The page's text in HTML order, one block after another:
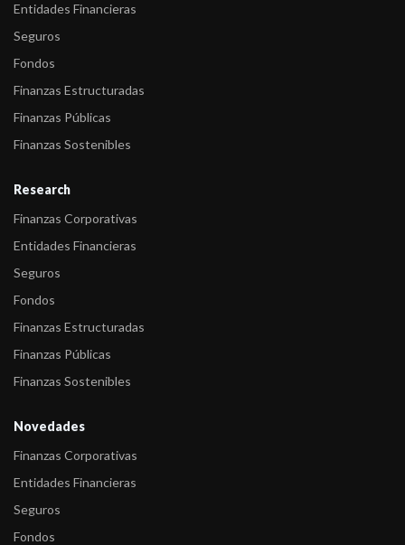
Entidades Financieras
Seguros
Fondos
Finanzas Estructuradas
Finanzas Públicas
Finanzas Sostenibles
Research
Finanzas Corporativas
Entidades Financieras
Seguros
Fondos
Finanzas Estructuradas
Finanzas Públicas
Finanzas Sostenibles
Novedades
Finanzas Corporativas
Entidades Financieras
Seguros
Fondos